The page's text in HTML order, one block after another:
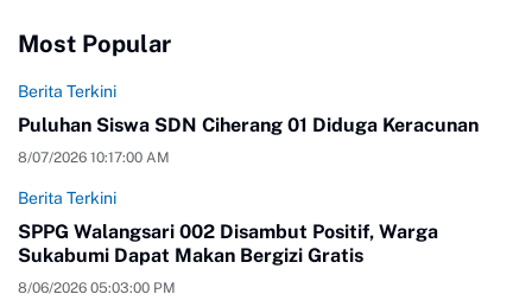
Most Popular
Berita Terkini
Puluhan Siswa SDN Ciherang 01 Diduga Keracunan
8/07/2026 10:17:00 AM
Berita Terkini
SPPG Walangsari 002 Disambut Positif, Warga
Sukabumi Dapat Makan Bergizi Gratis
8/06/2026 05:03:00 PM